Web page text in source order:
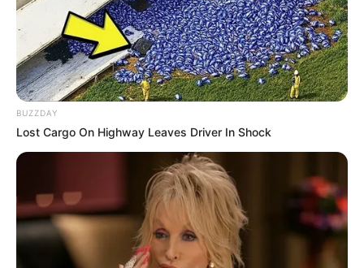
Foto: Cayo Vieira
O Balé Teatro Guaíra apresenta uma nova temporada de O
Lago dos Cisnes entre os dias 7 e 9 de dezembro. O
espetáculo é um dos maiores sucessos da história do BTG
montagem, que teve duas sessões extras e todos os
ingressos vendidos antecipadamente. As apresentações
terão participação da Orquestra Sinfônica do Paraná.
O Lago dos Cisnes, clássico do balé mundial, conta a
BUZZDAY
Lost Cargo On Highway Leaves Driver In Shock